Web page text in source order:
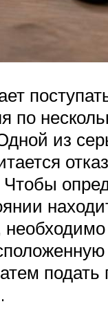
по
из
Чтобы
подать